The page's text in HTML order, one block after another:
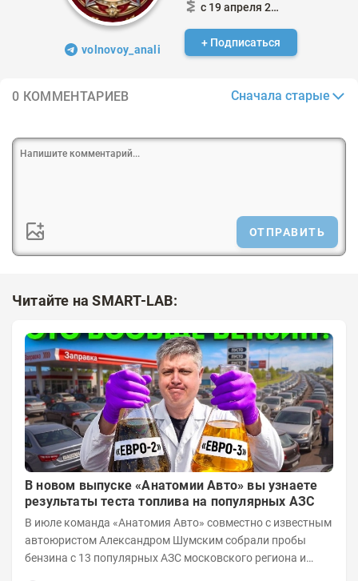
volnovoy_anali
с 19 апреля 2021
+ Подписаться
0 КОММЕНТАРИЕВ Сначала старые
ОТПРАВИТЬ
Читайте на SMART-LAB:
В новом выпуске «Анатомии Авто» вы узнаете
результаты теста топлива на популярных АЗС
В июле команда «Анатомия Авто» совместно с известным
автоюристом Александром Шумским собрали пробы
бензина с 13 популярных АЗС московского региона и